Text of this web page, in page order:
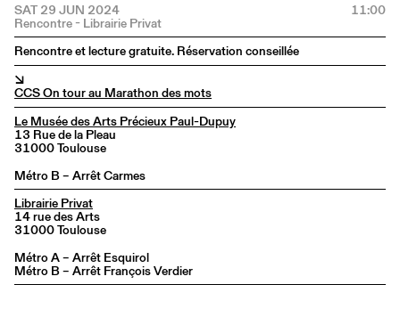
SAT 29 JUN 2024 11:00
Rencontre et lecture gratuite. Réservation conseillée
↘
CCS On tour au Marathon des mots
Le Musée des Arts Précieux Paul-Dupuy
13 Rue de la Pleau
31000 Toulouse
Métro B – Arrêt Carmes
Librairie Privat
14 rue des Arts
31000 Toulouse
Métro A – Arrêt Esquirol
Métro B – Arrêt François Verdier